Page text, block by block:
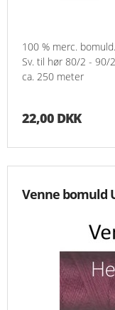
100 % merc. bomuld.
Sv. til hør 80/2 - 90/2
ca. 250 meter
22,00 DKK
Venne bomuld